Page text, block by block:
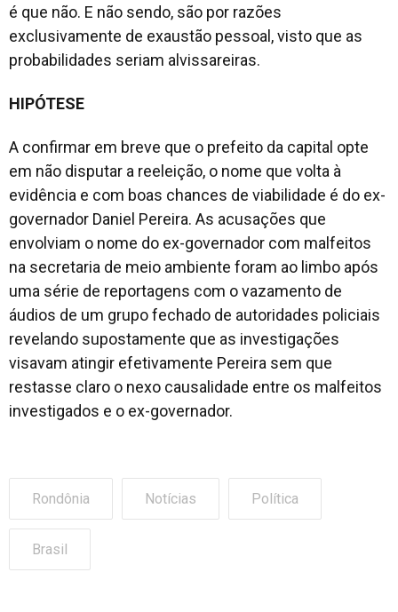
é que não. E não sendo, são por razões
exclusivamente de exaustão pessoal, visto que as
probabilidades seriam alvissareiras.
HIPÓTESE
A confirmar em breve que o prefeito da capital opte
em não disputar a reeleição, o nome que volta à
evidência e com boas chances de viabilidade é do ex-
governador Daniel Pereira. As acusações que
envolviam o nome do ex-governador com malfeitos
na secretaria de meio ambiente foram ao limbo após
uma série de reportagens com o vazamento de
áudios de um grupo fechado de autoridades policiais
revelando supostamente que as investigações
visavam atingir efetivamente Pereira sem que
restasse claro o nexo causalidade entre os malfeitos
investigados e o ex-governador.
Rondônia Notícias Política
Brasil